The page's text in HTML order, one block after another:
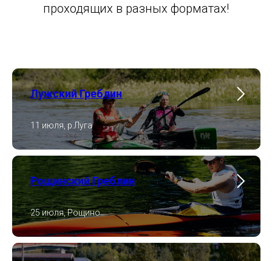
проходящих в разных форматах!
Лужский Греблин
11 июля, р.Луга
Рощинский Греблин
25 июля, Рощино